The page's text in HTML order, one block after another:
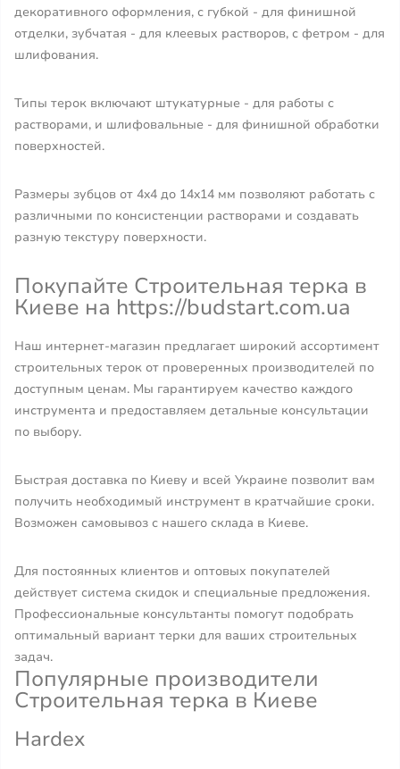
декоративного оформления, с губкой - для финишной
отделки, зубчатая - для клеевых растворов, с фетром - для
шлифования.
Типы терок включают штукатурные - для работы с
растворами, и шлифовальные - для финишной обработки
поверхностей.
Размеры зубцов от 4x4 до 14x14 мм позволяют работать с
различными по консистенции растворами и создавать
разную текстуру поверхности.
Покупайте Строительная терка в
Киеве на https://budstart.com.ua
Наш интернет-магазин предлагает широкий ассортимент
строительных терок от проверенных производителей по
доступным ценам. Мы гарантируем качество каждого
инструмента и предоставляем детальные консультации
по выбору.
Быстрая доставка по Киеву и всей Украине позволит вам
получить необходимый инструмент в кратчайшие сроки.
Возможен самовывоз с нашего склада в Киеве.
Для постоянных клиентов и оптовых покупателей
действует система скидок и специальные предложения.
Профессиональные консультанты помогут подобрать
оптимальный вариант терки для ваших строительных
задач.
Популярные производители
Строительная терка в Киеве
Hardex